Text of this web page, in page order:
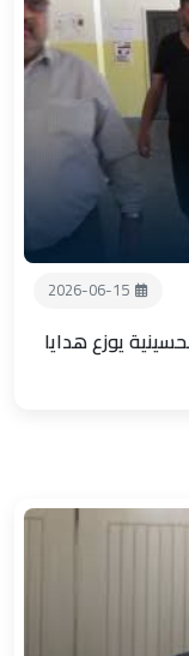
2026-06-15
يوزع هدايا